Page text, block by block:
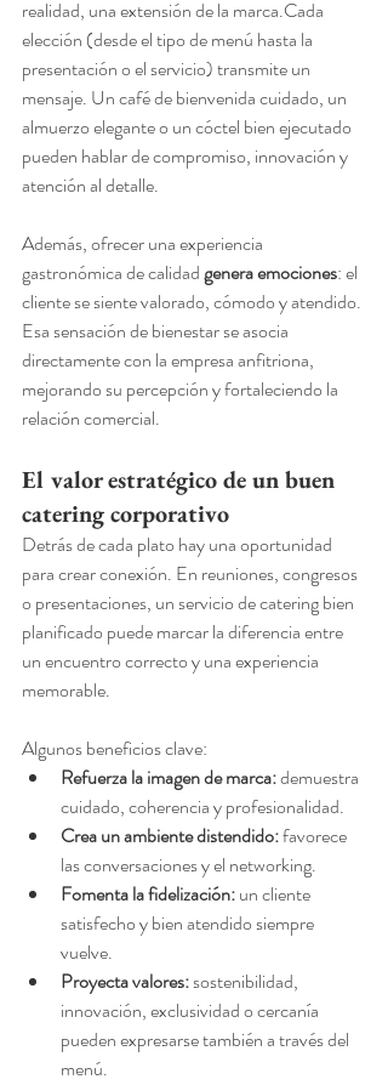
realidad, una extensión de la marca.Cada
elección (desde el tipo de menú hasta la
presentación o el servicio) transmite un
mensaje. Un café de bienvenida cuidado, un
almuerzo elegante o un cóctel bien ejecutado
pueden hablar de compromiso, innovación y
atención al detalle.
Además, ofrecer una experiencia
gastronómica de calidad genera emociones: el
cliente se siente valorado, cómodo y atendido.
Esa sensación de bienestar se asocia
directamente con la empresa anfitriona,
mejorando su percepción y fortaleciendo la
relación comercial.
El valor estratégico de un buen
catering corporativo
Detrás de cada plato hay una oportunidad
para crear conexión. En reuniones, congresos
o presentaciones, un servicio de catering bien
planificado puede marcar la diferencia entre
un encuentro correcto y una experiencia
memorable.
Algunos beneficios clave:
Refuerza la imagen de marca: demuestra
cuidado, coherencia y profesionalidad.
Crea un ambiente distendido: favorece
las conversaciones y el networking.
Fomenta la fidelización: un cliente
satisfecho y bien atendido siempre
vuelve.
Proyecta valores: sostenibilidad,
innovación, exclusividad o cercanía
pueden expresarse también a través del
menú.